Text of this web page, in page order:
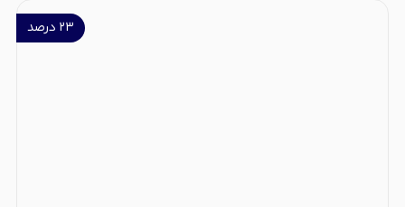
۲۳ درصد